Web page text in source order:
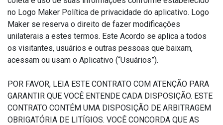
no Logo Maker Política de privacidade do aplicativo. Logo
Maker se reserva o direito de fazer modificações
unilaterais a estes termos. Este Acordo se aplica a todos
os visitantes, usuários e outras pessoas que baixam,
acessam ou usam o Aplicativo (“Usuários”).
POR FAVOR, LEIA ESTE CONTRATO COM ATENÇÃO PARA
GARANTIR QUE VOCÊ ENTENDE CADA DISPOSIÇÃO. ESTE
CONTRATO CONTÉM UMA DISPOSIÇÃO DE ARBITRAGEM
OBRIGATÓRIA DE LITÍGIOS. VOCÊ CONCORDA QUE AS